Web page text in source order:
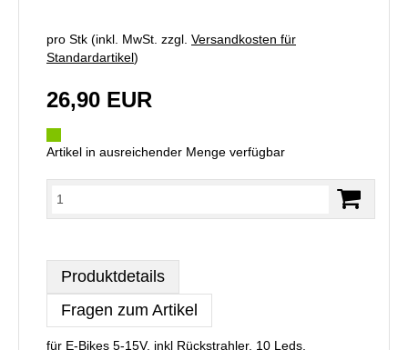
pro Stk (inkl. MwSt. zzgl. Versandkosten für
Standardartikel)
26,90 EUR
Artikel in ausreichender Menge verfügbar
Produktdetails
Fragen zum Artikel
für E-Bikes 5-15V, inkl Rückstrahler, 10 Leds,